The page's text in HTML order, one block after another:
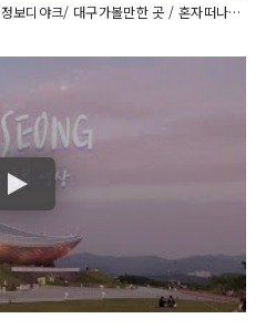
Vlog 달성군여행 / 죽곡대나무숲 / 강정보디야크/ 대구가볼만한 곳 / 혼자떠나는여행 ✈️